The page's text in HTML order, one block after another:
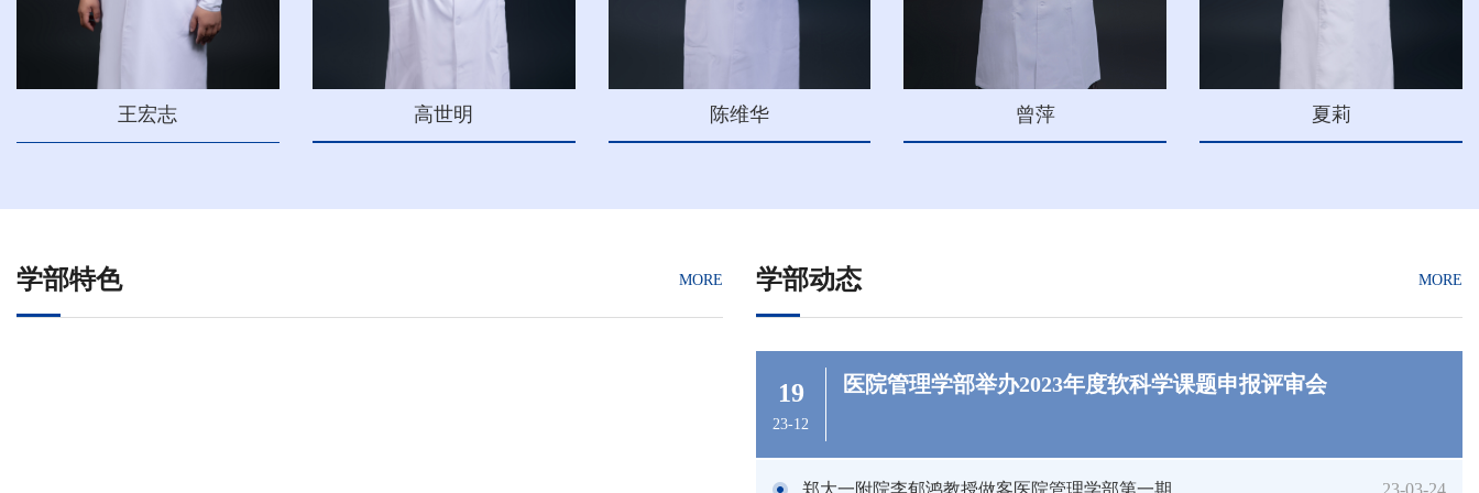
王宏志 高世明 陈维华 曾萍 夏莉
学部特色 MORE 学部动态 MORE
19
23-12
医院管理学部举办2023年度软科学课题申报评审会
郑大一附院李郁鸿教授做客医院管理学部第一期... 23-03-24